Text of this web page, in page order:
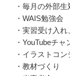
・毎月の外部
・WAIS勉強会
・実習受け入
・YouTubeチャ
・イラストコン
・教材づくり